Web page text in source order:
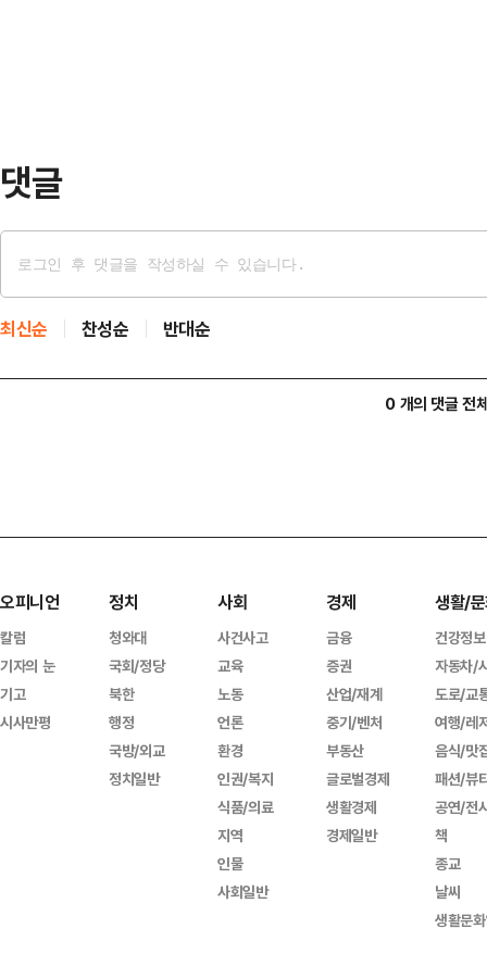
댓글
최신순 찬성순 반대순
0 개의 댓글 전
오피니언
칼럼
기자의 눈
기고
시사만평
정치
청와대
국회/정당
북한
행정
국방/외교
정치일반
사회
사건사고
교육
노동
언론
환경
인권/복지
식품/의료
지역
인물
사회일반
경제
금융
증권
산업/재계
중기/벤처
부동산
글로벌경제
생활경제
경제일반
생활/
건강정보
자동차/
도로/교
여행/레
음식/맛
패션/뷰
공연/전
책
종교
날씨
생활문